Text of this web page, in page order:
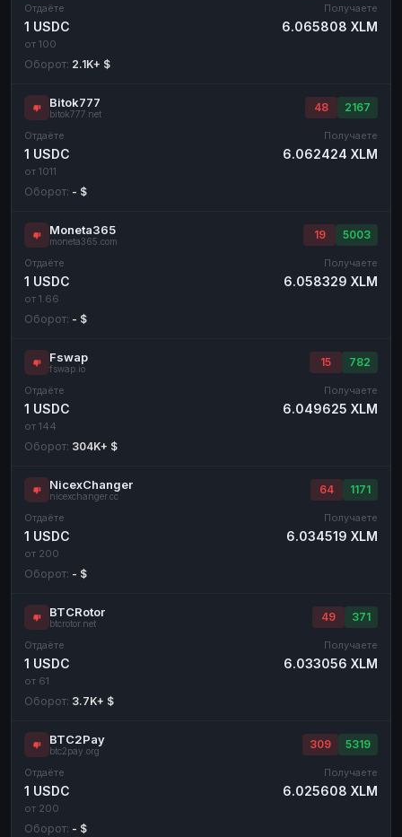
Отдаёте
1 USDC
от 100
Получаете
6.065808 XLM
Оборот: 2.1K+ $
Bitok777
bitok777.net
48 2167
Отдаёте
1 USDC
от 1011
Получаете
6.062424 XLM
Оборот: - $
Moneta365
moneta365.com
19 5003
Отдаёте
1 USDC
от 1.66
Получаете
6.058329 XLM
Оборот: - $
Fswap
fswap.io
15 782
Отдаёте
1 USDC
от 144
Получаете
6.049625 XLM
Оборот: 304K+ $
NicexChanger
nicexchanger.cc
64 1171
Отдаёте
1 USDC
от 200
Получаете
6.034519 XLM
Оборот: - $
BTCRotor
btcrotor.net
49 371
Отдаёте
1 USDC
от 61
Получаете
6.033056 XLM
Оборот: 3.7K+ $
BTC2Pay
btc2pay.org
309 5319
Отдаёте
1 USDC
от 200
Получаете
6.025608 XLM
Оборот: - $